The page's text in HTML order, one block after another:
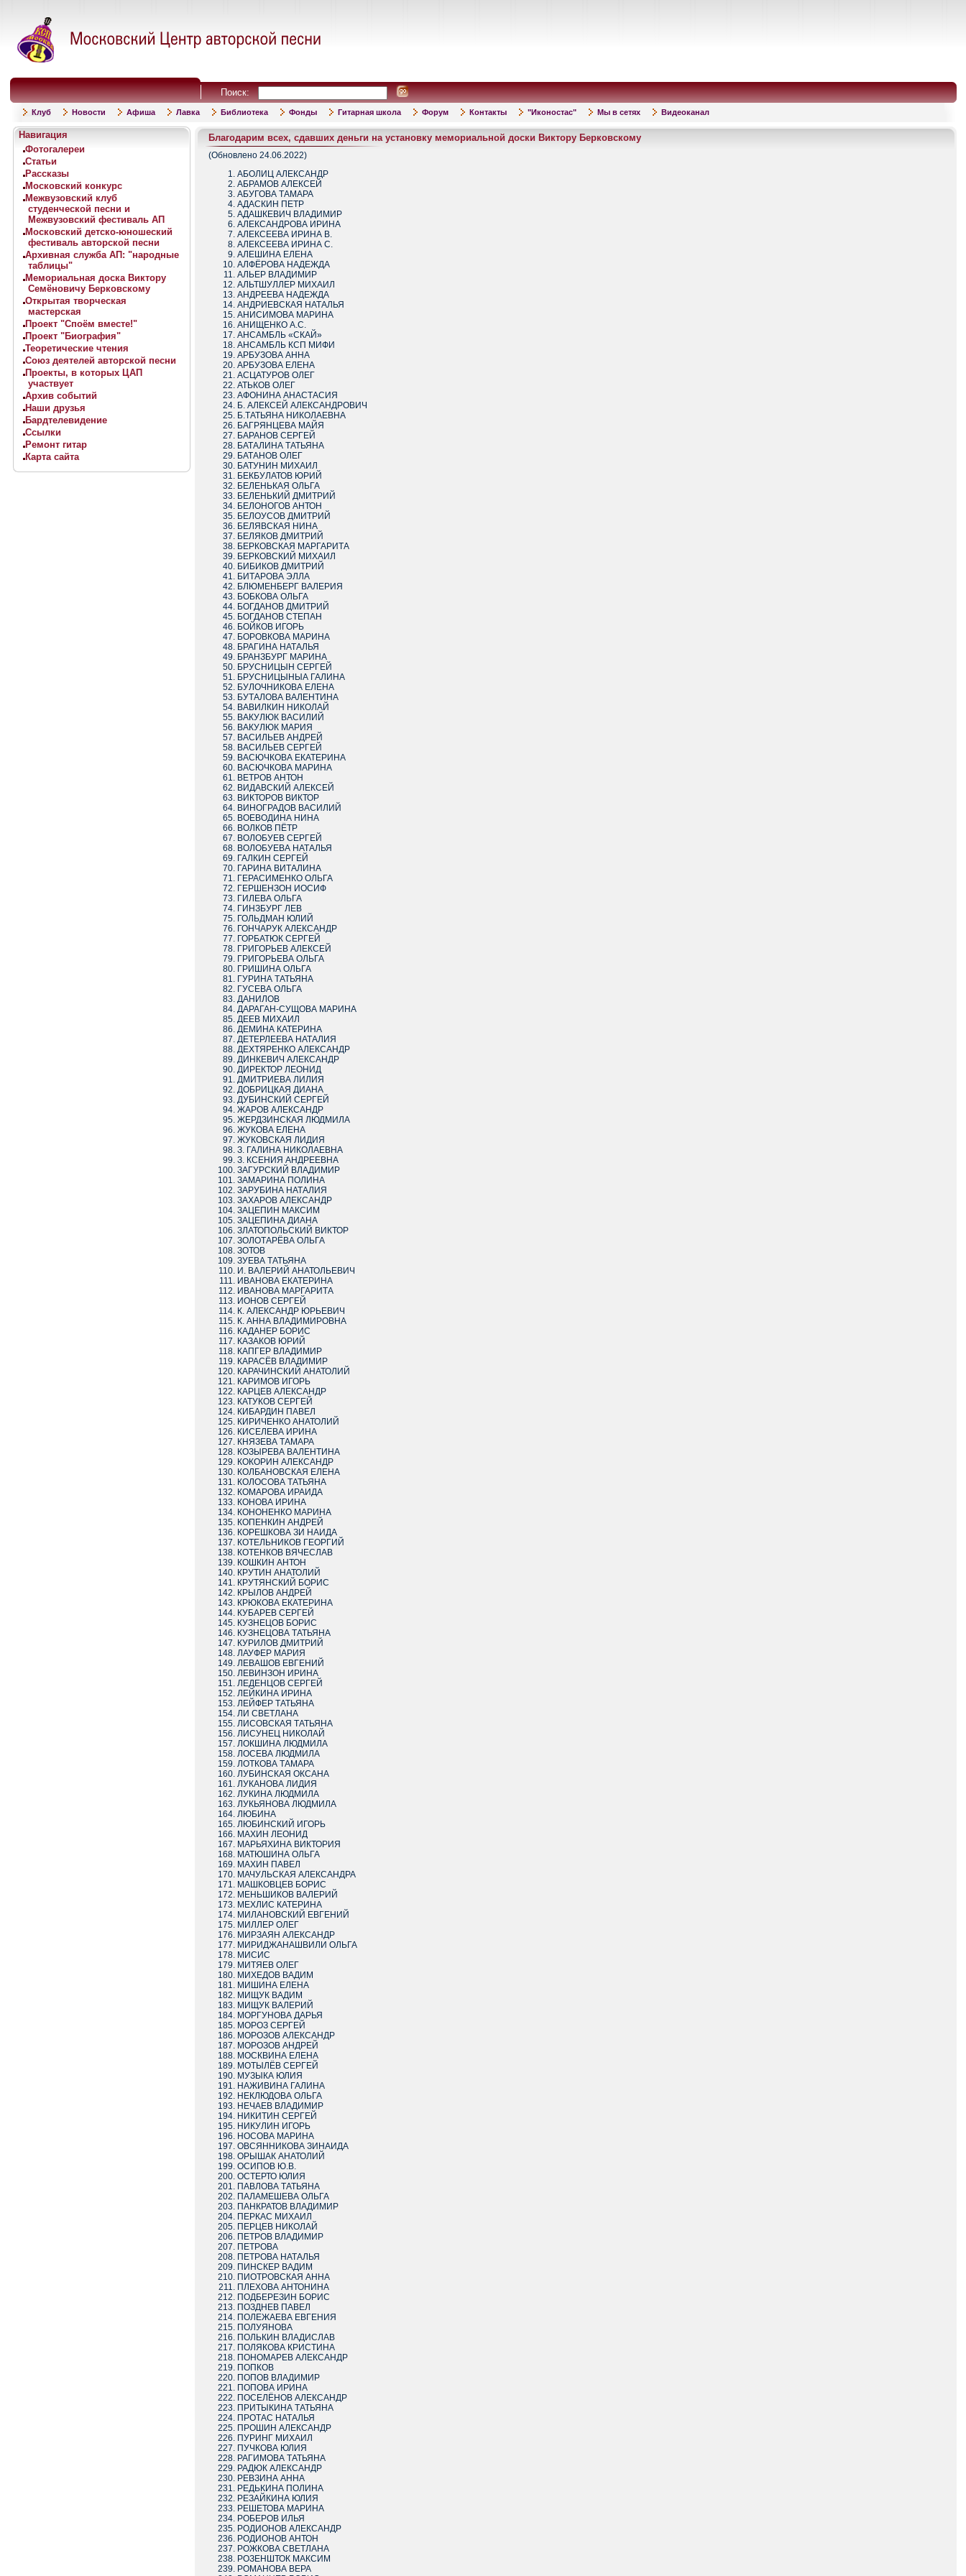
Поиск:
Клуб Новости Афиша Лавка Библиотека Фонды Гитарная школа Форум Контакты "Иконостас" Мы в сетях Видеоканал
Навигация
Фотогалереи
Статьи
Рассказы
Московский конкурс
Межвузовский клуб
студенческой песни и
Межвузовский фестиваль АП
Московский детско-юношеский
фестиваль авторской песни
Архивная служба АП: "народные
таблицы"
Мемориальная доска Виктору
Семёновичу Берковскому
Открытая творческая
мастерская
Проект "Споём вместе!"
Проект "Биография"
Теоретические чтения
Союз деятелей авторской песни
Проекты, в которых ЦАП
участвует
Архив событий
Наши друзья
Бардтелевидение
Ссылки
Ремонт гитар
Карта сайта
Благодарим всех, сдавших деньги на установку мемориальной доски Виктору Берковскому
(Обновлено 24.06.2022)
АБОЛИЦ АЛЕКСАНДР
АБРАМОВ АЛЕКСЕЙ
АБУГОВА ТАМАРА
АДАСКИН ПЕТР
АДАШКЕВИЧ ВЛАДИМИР
АЛЕКСАНДРОВА ИРИНА
АЛЕКСЕЕВА ИРИНА В.
АЛЕКСЕЕВА ИРИНА С.
АЛЕШИНА ЕЛЕНА
АЛФЁРОВА НАДЕЖДА
АЛЬЕР ВЛАДИМИР
АЛЬТШУЛЛЕР МИХАИЛ
АНДРЕЕВА НАДЕЖДА
АНДРИЕВСКАЯ НАТАЛЬЯ
АНИСИМОВА МАРИНА
АНИЩЕНКО А.С.
АНСАМБЛЬ «СКАЙ»
АНСАМБЛЬ КСП МИФИ
АРБУЗОВА АННА
АРБУЗОВА ЕЛЕНА
АСЦАТУРОВ ОЛЕГ
АТЬКОВ ОЛЕГ
АФОНИНА АНАСТАСИЯ
Б. АЛЕКСЕЙ АЛЕКСАНДРОВИЧ
Б.ТАТЬЯНА НИКОЛАЕВНА
БАГРЯНЦЕВА МАЙЯ
БАРАНОВ СЕРГЕЙ
БАТАЛИНА ТАТЬЯНА
БАТАНОВ ОЛЕГ
БАТУНИН МИХАИЛ
БЕКБУЛАТОВ ЮРИЙ
БЕЛЕНЬКАЯ ОЛЬГА
БЕЛЕНЬКИЙ ДМИТРИЙ
БЕЛОНОГОВ АНТОН
БЕЛОУСОВ ДМИТРИЙ
БЕЛЯВСКАЯ НИНА
БЕЛЯКОВ ДМИТРИЙ
БЕРКОВСКАЯ МАРГАРИТА
БЕРКОВСКИЙ МИХАИЛ
БИБИКОВ ДМИТРИЙ
БИТАРОВА ЭЛЛА
БЛЮМЕНБЕРГ ВАЛЕРИЯ
БОБКОВА ОЛЬГА
БОГДАНОВ ДМИТРИЙ
БОГДАНОВ СТЕПАН
БОЙКОВ ИГОРЬ
БОРОВКОВА МАРИНА
БРАГИНА НАТАЛЬЯ
БРАНЗБУРГ МАРИНА
БРУСНИЦЫН СЕРГЕЙ
БРУСНИЦЫНЫА ГАЛИНА
БУЛОЧНИКОВА ЕЛЕНА
БУТАЛОВА ВАЛЕНТИНА
ВАВИЛКИН НИКОЛАЙ
ВАКУЛЮК ВАСИЛИЙ
ВАКУЛЮК МАРИЯ
ВАСИЛЬЕВ АНДРЕЙ
ВАСИЛЬЕВ СЕРГЕЙ
ВАСЮЧКОВА ЕКАТЕРИНА
ВАСЮЧКОВА МАРИНА
ВЕТРОВ АНТОН
ВИДАВСКИЙ АЛЕКСЕЙ
ВИКТОРОВ ВИКТОР
ВИНОГРАДОВ ВАСИЛИЙ
ВОЕВОДИНА НИНА
ВОЛКОВ ПЁТР
ВОЛОБУЕВ СЕРГЕЙ
ВОЛОБУЕВА НАТАЛЬЯ
ГАЛКИН СЕРГЕЙ
ГАРИНА ВИТАЛИНА
ГЕРАСИМЕНКО ОЛЬГА
ГЕРШЕНЗОН ИОСИФ
ГИЛЕВА ОЛЬГА
ГИНЗБУРГ ЛЕВ
ГОЛЬДМАН ЮЛИЙ
ГОНЧАРУК АЛЕКСАНДР
ГОРБАТЮК СЕРГЕЙ
ГРИГОРЬЕВ АЛЕКСЕЙ
ГРИГОРЬЕВА ОЛЬГА
ГРИШИНА ОЛЬГА
ГУРИНА ТАТЬЯНА
ГУСЕВА ОЛЬГА
ДАНИЛОВ
ДАРАГАН-СУЩОВА МАРИНА
ДЕЕВ МИХАИЛ
ДЕМИНА КАТЕРИНА
ДЕТЕРЛЕЕВА НАТАЛИЯ
ДЕХТЯРЕНКО АЛЕКСАНДР
ДИНКЕВИЧ АЛЕКСАНДР
ДИРЕКТОР ЛЕОНИД
ДМИТРИЕВА ЛИЛИЯ
ДОБРИЦКАЯ ДИАНА
ДУБИНСКИЙ СЕРГЕЙ
ЖАРОВ АЛЕКСАНДР
ЖЕРДЗИНСКАЯ ЛЮДМИЛА
ЖУКОВА ЕЛЕНА
ЖУКОВСКАЯ ЛИДИЯ
З. ГАЛИНА НИКОЛАЕВНА
З. КСЕНИЯ АНДРЕЕВНА
ЗАГУРСКИЙ ВЛАДИМИР
ЗАМАРИНА ПОЛИНА
ЗАРУБИНА НАТАЛИЯ
ЗАХАРОВ АЛЕКСАНДР
ЗАЦЕПИН МАКСИМ
ЗАЦЕПИНА ДИАНА
ЗЛАТОПОЛЬСКИЙ ВИКТОР
ЗОЛОТАРЁВА ОЛЬГА
ЗОТОВ
ЗУЕВА ТАТЬЯНА
И. ВАЛЕРИЙ АНАТОЛЬЕВИЧ
ИВАНОВА ЕКАТЕРИНА
ИВАНОВА МАРГАРИТА
ИОНОВ СЕРГЕЙ
К. АЛЕКСАНДР ЮРЬЕВИЧ
К. АННА ВЛАДИМИРОВНА
КАДАНЕР БОРИС
КАЗАКОВ ЮРИЙ
КАПГЕР ВЛАДИМИР
КАРАСЁВ ВЛАДИМИР
КАРАЧИНСКИЙ АНАТОЛИЙ
КАРИМОВ ИГОРЬ
КАРЦЕВ АЛЕКСАНДР
КАТУКОВ СЕРГЕЙ
КИБАРДИН ПАВЕЛ
КИРИЧЕНКО АНАТОЛИЙ
КИСЕЛЕВА ИРИНА
КНЯЗЕВА ТАМАРА
КОЗЫРЕВА ВАЛЕНТИНА
КОКОРИН АЛЕКСАНДР
КОЛБАНОВСКАЯ ЕЛЕНА
КОЛОСОВА ТАТЬЯНА
КОМАРОВА ИРАИДА
КОНОВА ИРИНА
КОНОНЕНКО МАРИНА
КОПЕНКИН АНДРЕЙ
КОРЕШКОВА ЗИ НАИДА
КОТЕЛЬНИКОВ ГЕОРГИЙ
КОТЕНКОВ ВЯЧЕСЛАВ
КОШКИН АНТОН
КРУТИН АНАТОЛИЙ
КРУТЯНСКИЙ БОРИС
КРЫЛОВ АНДРЕЙ
КРЮКОВА ЕКАТЕРИНА
КУБАРЕВ СЕРГЕЙ
КУЗНЕЦОВ БОРИС
КУЗНЕЦОВА ТАТЬЯНА
КУРИЛОВ ДМИТРИЙ
ЛАУФЕР МАРИЯ
ЛЕВАШОВ ЕВГЕНИЙ
ЛЕВИНЗОН ИРИНА
ЛЕДЕНЦОВ СЕРГЕЙ
ЛЕЙКИНА ИРИНА
ЛЕЙФЕР ТАТЬЯНА
ЛИ СВЕТЛАНА
ЛИСОВСКАЯ ТАТЬЯНА
ЛИСУНЕЦ НИКОЛАЙ
ЛОКШИНА ЛЮДМИЛА
ЛОСЕВА ЛЮДМИЛА
ЛОТКОВА ТАМАРА
ЛУБИНСКАЯ ОКСАНА
ЛУКАНОВА ЛИДИЯ
ЛУКИНА ЛЮДМИЛА
ЛУКЬЯНОВА ЛЮДМИЛА
ЛЮБИНА
ЛЮБИНСКИЙ ИГОРЬ
МАХИН ЛЕОНИД
МАРЬЯХИНА ВИКТОРИЯ
МАТЮШИНА ОЛЬГА
МАХИН ПАВЕЛ
МАЧУЛЬСКАЯ АЛЕКСАНДРА
МАШКОВЦЕВ БОРИС
МЕНЬШИКОВ ВАЛЕРИЙ
МЕХЛИС КАТЕРИНА
МИЛАНОВСКИЙ ЕВГЕНИЙ
МИЛЛЕР ОЛЕГ
МИРЗАЯН АЛЕКСАНДР
МИРИДЖАНАШВИЛИ ОЛЬГА
МИСИС
МИТЯЕВ ОЛЕГ
МИХЕДОВ ВАДИМ
МИШИНА ЕЛЕНА
МИЩУК ВАДИМ
МИЩУК ВАЛЕРИЙ
МОРГУНОВА ДАРЬЯ
МОРОЗ СЕРГЕЙ
МОРОЗОВ АЛЕКСАНДР
МОРОЗОВ АНДРЕЙ
МОСКВИНА ЕЛЕНА
МОТЫЛЁВ СЕРГЕЙ
МУЗЫКА ЮЛИЯ
НАЖИВИНА ГАЛИНА
НЕКЛЮДОВА ОЛЬГА
НЕЧАЕВ ВЛАДИМИР
НИКИТИН СЕРГЕЙ
НИКУЛИН ИГОРЬ
НОСОВА МАРИНА
ОВСЯННИКОВА ЗИНАИДА
ОРЫШАК АНАТОЛИЙ
ОСИПОВ Ю.В.
ОСТЕРТО ЮЛИЯ
ПАВЛОВА ТАТЬЯНА
ПАЛАМЕШЕВА ОЛЬГА
ПАНКРАТОВ ВЛАДИМИР
ПЕРКАС МИХАИЛ
ПЕРЦЕВ НИКОЛАЙ
ПЕТРОВ ВЛАДИМИР
ПЕТРОВА
ПЕТРОВА НАТАЛЬЯ
ПИНСКЕР ВАДИМ
ПИОТРОВСКАЯ АННА
ПЛЕХОВА АНТОНИНА
ПОДБЕРЕЗИН БОРИС
ПОЗДНЕВ ПАВЕЛ
ПОЛЕЖАЕВА ЕВГЕНИЯ
ПОЛУЯНОВА
ПОЛЬКИН ВЛАДИСЛАВ
ПОЛЯКОВА КРИСТИНА
ПОНОМАРЕВ АЛЕКСАНДР
ПОПКОВ
ПОПОВ ВЛАДИМИР
ПОПОВА ИРИНА
ПОСЕЛЁНОВ АЛЕКСАНДР
ПРИТЫКИНА ТАТЬЯНА
ПРОТАС НАТАЛЬЯ
ПРОШИН АЛЕКСАНДР
ПУРИНГ МИХАИЛ
ПУЧКОВА ЮЛИЯ
РАГИМОВА ТАТЬЯНА
РАДЮК АЛЕКСАНДР
РЕВЗИНА АННА
РЕДЬКИНА ПОЛИНА
РЕЗАЙКИНА ЮЛИЯ
РЕШЕТОВА МАРИНА
РОБЕРОВ ИЛЬЯ
РОДИОНОВ АЛЕКСАНДР
РОДИОНОВ АНТОН
РОЖКОВА СВЕТЛАНА
РОЗЕНШТОК МАКСИМ
РОМАНОВА ВЕРА